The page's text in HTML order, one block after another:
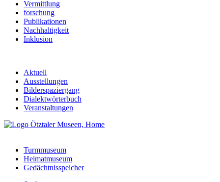
Vermittlung
forschung
Publikationen
Nachhaltigkeit
Inklusion
Aktuell
Ausstellungen
Bilderspaziergang
Dialektwörterbuch
Veranstaltungen
Turmmuseum
Heimatmuseum
Gedächtnisspeicher